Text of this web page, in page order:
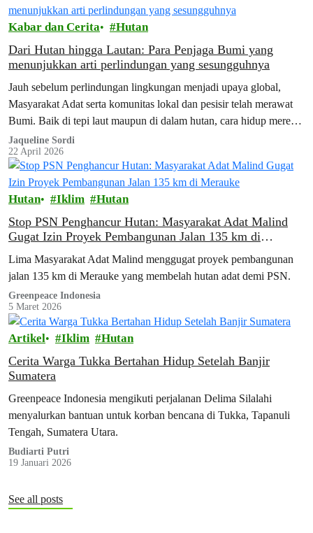
Kabar dan Cerita Hutan
Dari Hutan hingga Lautan: Para Penjaga Bumi yang
menunjukkan arti perlindungan yang sesungguhnya
Jauh sebelum perlindungan lingkungan menjadi upaya global,
Masyarakat Adat serta komunitas lokal dan pesisir telah merawat
Bumi. Baik di tepi laut maupun di dalam hutan, cara hidup mereka
selalu dibentuk…
Jaqueline Sordi
22 April 2026
Hutan Iklim Hutan
Stop PSN Penghancur Hutan: Masyarakat Adat Malind
Gugat Izin Proyek Pembangunan Jalan 135 km di
Lima Masyarakat Adat Malind menggugat proyek pembangunan
jalan 135 km di Merauke yang membelah hutan adat demi PSN.
Greenpeace Indonesia
5 Maret 2026
Artikel Iklim Hutan
Cerita Warga Tukka Bertahan Hidup Setelah Banjir
Sumatera
Greenpeace Indonesia mengikuti perjalanan Delima Silalahi
menyalurkan bantuan untuk korban bencana di Tukka, Tapanuli
Tengah, Sumatera Utara.
Budiarti Putri
19 Januari 2026
See all posts